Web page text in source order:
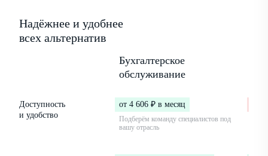
Надёжнее и удобнее
всех альтернатив
Бухгалтерское
обслуживание
Доступность
и удобство
от 4 606 ₽ в месяц
Подберём команду специалистов под
вашу отрасль